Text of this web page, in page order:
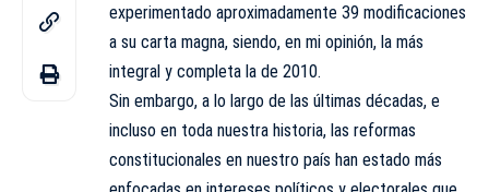
experimentado aproximadamente 39 modificaciones
a su carta magna, siendo, en mi opinión, la más
integral y completa la de 2010.
Sin embargo, a lo largo de las últimas décadas, e
incluso en toda nuestra historia, las reformas
constitucionales en nuestro país han estado más